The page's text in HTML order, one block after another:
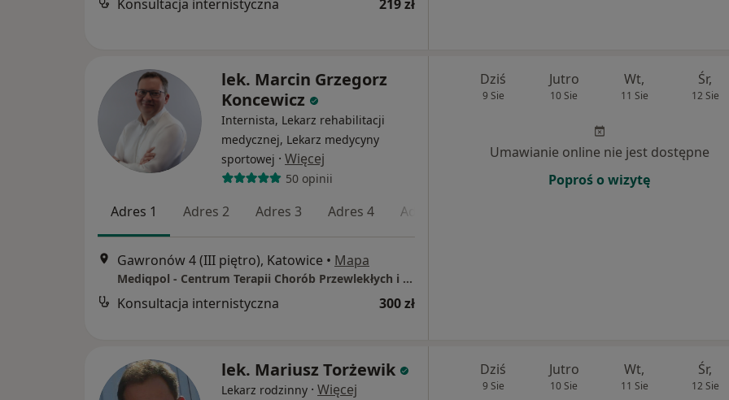
Konsultacja internistyczna 219 zł
lek. Marcin Grzegorz
Koncewicz
Internista, Lekarz rehabilitacji
medycznej, Lekarz medycyny
sportowej · Więcej
50 opinii
Adres 1 Adres 2 Adres 3 Adres 4 Adres 5
Gawronów 4 (III piętro), Katowice • Mapa
Mediqpol - Centrum Terapii Chorób Przewlekłych i Chirurgii Wielospecjalistycznej
Konsultacja internistyczna 300 zł
Dziś
9 Sie
Jutro
10 Sie
Wt,
11 Sie
Śr,
12 Sie
Umawianie online nie jest dostępne
Poproś o wizytę
lek. Mariusz Torżewik
Lekarz rodzinny · Więcej
Dziś
9 Sie
Jutro
10 Sie
Wt,
11 Sie
Śr,
12 Sie